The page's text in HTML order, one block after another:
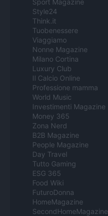
Style24
Think.it
Tuobenessere
Viaggiamo
Nonne Magazine
Milano Cortina
Luxury Club
Il Calcio Online
Professione mamma
World Music
Investimenti Magazine
Money 365
Zona Nerd
B2B Magazine
People Magazine
Day Travel
Tutto Gaming
ESG 365
Food Wiki
FuturoDonna
HomeMagazine
SecondHomeMagazine